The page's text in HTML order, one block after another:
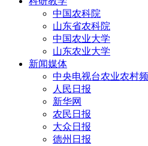
中国农科院
山东省农科院
中国农业大学
山东农业大学
新闻媒体
中央电视台农业农村
人民日报
新华网
农民日报
大众日报
德州日报